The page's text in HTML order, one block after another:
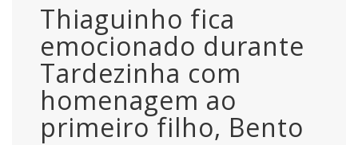
Thiaguinho fica
emocionado durante
Tardezinha com
homenagem ao
primeiro filho, Bento